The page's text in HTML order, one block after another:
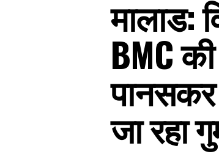
मालाड:
BMC
पानसकर
जा रहा